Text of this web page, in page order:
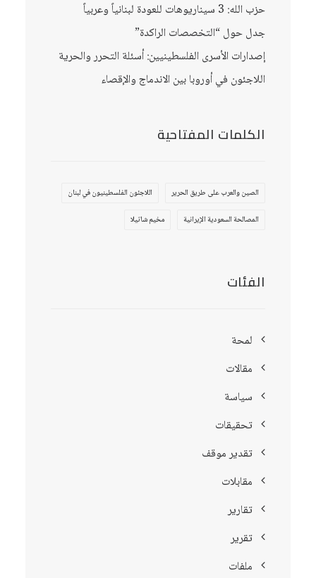
حزب الله: 3 سيناريوهات للعودة لبنانياً وعربياً
جدل حول “التخصصات الراكدة”
إصدارات الأسرى الفلسطينيين: أسئلة التحرر والحرية
اللاجئون في أوروبا بين الاندماج والإقصاء
الكلمات المفتاحية
الصين والعرب على طريق الحرير
اللاجئون الفلسطينيون في لبنان
المصالحة السعودية الإيرانية
مخيم شاتيلا
الفئات
لمحة
مقالات
سياسة
تحقيقات
تقدير موقف
مقابلات
تقارير
تقرير
ملفات